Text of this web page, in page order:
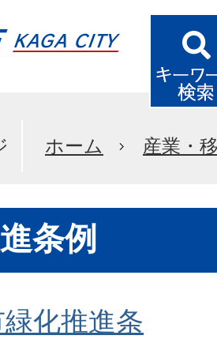
ホーム 産業・
条例
化推進条